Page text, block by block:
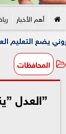
أهم الأخبار
العربي أمام
المحافظات
”العدل